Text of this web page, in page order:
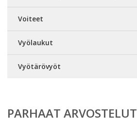
Voiteet
Vyölaukut
Vyötärövyöt
PARHAAT ARVOSTELUT